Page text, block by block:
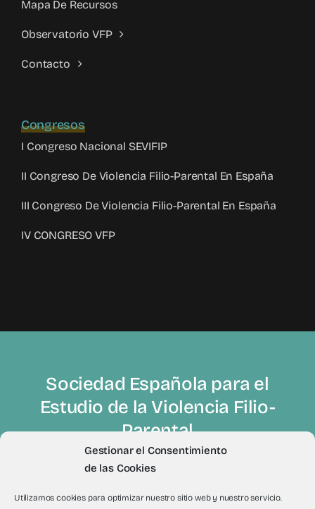
Gestionar el Consentimiento
de las Cookies
Utilizamos cookies para optimizar nuestro sitio web y nuestro servicio.
Mapa De Recursos
Observatorio VFP
Contacto
Congresos
I Congreso Nacional SEVIFIP
II Congreso De Violencia Filio-Parental En España
III Congreso De Violencia Filio-Parental En España
IV CONGRESO VFP
Sociedad Española para el
Estudio de la Violencia Filio-
Parental